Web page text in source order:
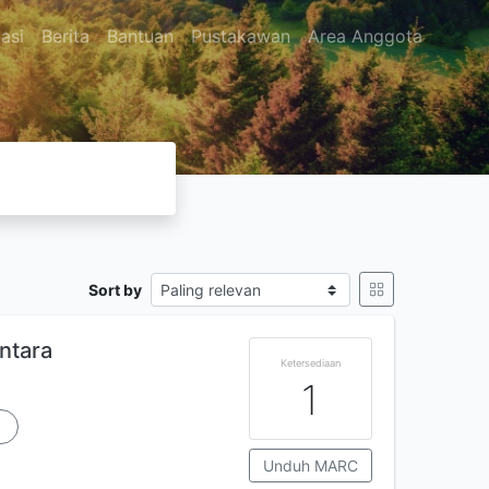
Berita Bantuan Pustakawan Area Anggota
Sort by
Ketersediaan
1
Unduh MARC